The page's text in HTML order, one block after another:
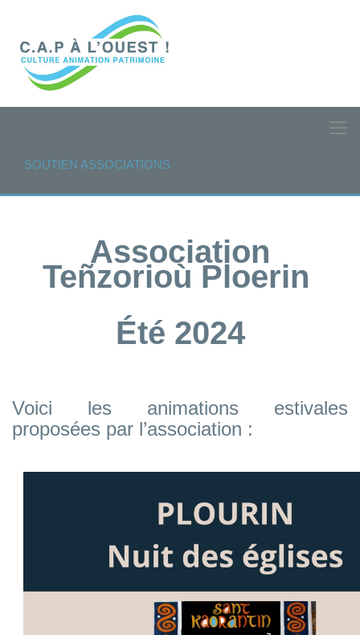
SOUTIEN ASSOCIATIONS
Association
Teñzorioù Ploerin
Été 2024
Voici les animations estivales
proposées par l’association :